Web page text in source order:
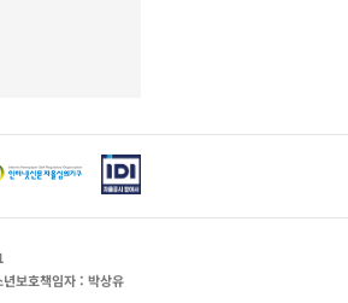
년보호책임자 : 박상유